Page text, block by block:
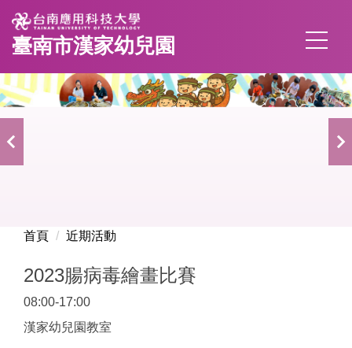
跳
到
主
內
容
臺南市漢家幼兒園
首頁 近期活動
2023腸病毒繪畫比賽
08:00-17:00
漢家幼兒園教室